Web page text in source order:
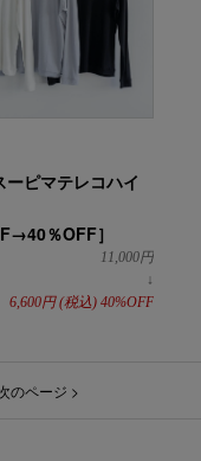
ーピマテレコハイ
％OFF］
11,000円
↓
6,600円(税込) 40%OFF
のページ >